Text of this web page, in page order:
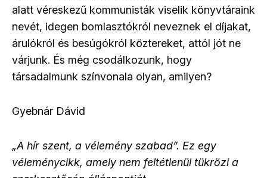
alatt véreskezű kommunisták viselik könyvtáraink
nevét, idegen bomlasztókról neveznek el díjakat,
árulókról és besúgókról köztereket, attól jót ne
várjunk. És még csodálkozunk, hogy
társadalmunk színvonala olyan, amilyen?
Gyebnár Dávid
„A hír szent, a vélemény szabad”. Ez egy
véleménycikk, amely nem feltétlenül tükrözi a